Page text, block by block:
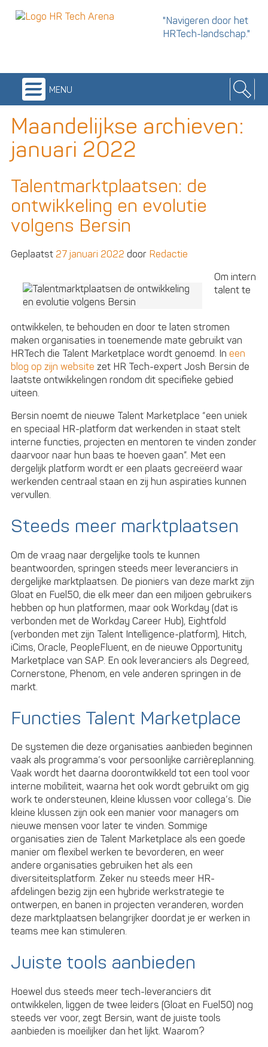
"Navigeren door het
HRTech-landschap."
menu
Maandelijkse archieven:
januari 2022
Talentmarktplaatsen: de
ontwikkeling en evolutie
volgens Bersin
Geplaatst 27 januari 2022 door Redactie
Om intern
talent te
ontwikkelen, te behouden en door te laten stromen
maken organisaties in toenemende mate gebruikt van
HRTech die Talent Marketplace wordt genoemd. Ineen
blog op zijn website zet HR Tech-expert Josh Bersin de
laatste ontwikkelingen rondom dit specifieke gebied
uiteen.
Bersin noemt de nieuwe Talent Marketplace “een uniek
en speciaal HR-platform dat werkenden in staat stelt
interne functies, projecten en mentoren te vinden zonder
daarvoor naar hun baas te hoeven gaan”. Met een
dergelijk platform wordt er een plaats gecreëerd waar
werkenden centraal staan en zij hun aspiraties kunnen
vervullen.
Steeds meer marktplaatsen
Om de vraag naar dergelijke tools te kunnen
beantwoorden, springen steeds meer leveranciers in
dergelijke marktplaatsen. De pioniers van deze markt zijn
Gloat en Fuel50, die elk meer dan een miljoen gebruikers
hebben op hun platformen, maar ook Workday (dat is
verbonden met de Workday Career Hub), Eightfold
(verbonden met zijn Talent Intelligence-platform), Hitch,
iCims, Oracle, PeopleFluent, en de nieuwe Opportunity
Marketplace van SAP. En ook leveranciers als Degreed,
Cornerstone, Phenom, en vele anderen springen in de
markt.
Functies Talent Marketplace
De systemen die deze organisaties aanbieden beginnen
vaak als programma’s voor persoonlijke carrièreplanning.
Vaak wordt het daarna doorontwikkeld tot een tool voor
interne mobiliteit, waarna het ook wordt gebruikt om gig
work te ondersteunen, kleine klussen voor collega’s. Die
kleine klussen zijn ook een manier voor managers om
nieuwe mensen voor later te vinden. Sommige
organisaties zien de Talent Marketplace als een goede
manier om flexibel werken te bevorderen, en weer
andere organisaties gebruiken het als een
diversiteitsplatform. Zeker nu steeds meer HR-
afdelingen bezig zijn een hybride werkstrategie te
ontwerpen, en banen in projecten veranderen, worden
deze marktplaatsen belangrijker doordat je er werken in
teams mee kan stimuleren.
Juiste tools aanbieden
Hoewel dus steeds meer tech-leveranciers dit
ontwikkelen, liggen de twee leiders (Gloat en Fuel50) nog
steeds ver voor, zegt Bersin, want de juiste tools
aanbieden is moeilijker dan het lijkt. Waarom?